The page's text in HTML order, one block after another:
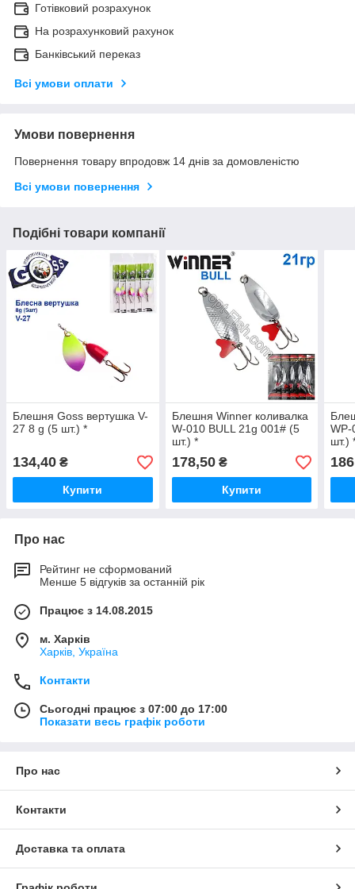
Готівковий розрахунок
На розрахунковий рахунок
Банківський переказ
Всі умови оплати
Умови повернення
Повернення товару впродовж 14 днів за домовленістю
Всі умови повернення
Подібні товари компанії
Блешня Goss вертушка V-
27 8 g (5 шт.) *
134,40 ₴
Купити
Блешня Winner коливалка
W-010 BULL 21g 001# (5
шт.) *
178,50₴
Купити
WP-
шт.)
Про нас
Рейтинг не сформований
Менше 5 відгуків за останній рік
Працює з 14.08.2015
м. Харків
Харків, Україна
Контакти
Сьогодні працює з 07:00 до 17:00
Показати весь графік роботи
Про нас
Контакти
Доставка та оплата